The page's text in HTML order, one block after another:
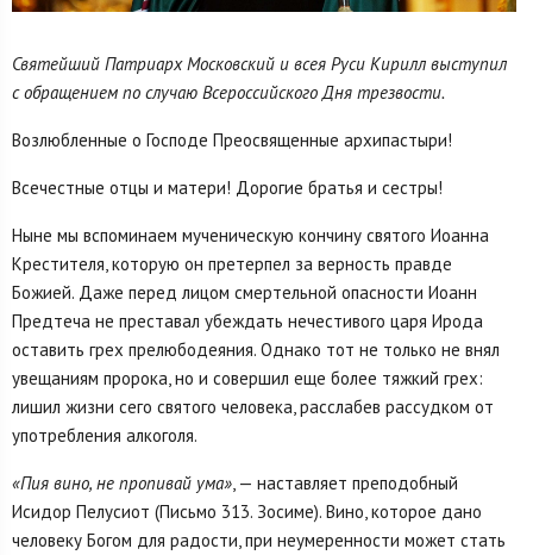
Святейший Патриарх Московский и всея Руси Кирилл выступил
с обращением по случаю Всероссийского Дня трезвости.
Возлюбленные о Господе Преосвященные архипастыри!
Всечестные отцы и матери! Дорогие братья и сестры!
Ныне мы вспоминаем мученическую кончину святого Иоанна
Крестителя, которую он претерпел за верность правде
Божией. Даже перед лицом смертельной опасности Иоанн
Предтеча не преставал убеждать нечестивого царя Ирода
оставить грех прелюбодеяния. Однако тот не только не внял
увещаниям пророка, но и совершил еще более тяжкий грех:
лишил жизни сего святого человека, расслабев рассудком от
употребления алкоголя.
«Пия вино, не пропивай ума» , — наставляет преподобный
Исидор Пелусиот (Письмо 313. Зосиме). Вино, которое дано
человеку Богом для радости, при неумеренности может стать